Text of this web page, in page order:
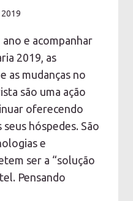
e acompanhar
2019, as
as mudanças no
são uma ação
oferecendo
hóspedes. São
e
ser a “solução
Pensando